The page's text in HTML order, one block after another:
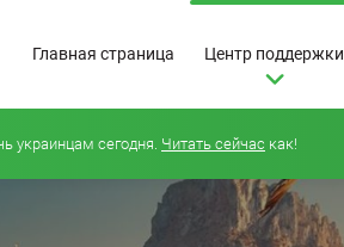
Главная страница Центр поддержки
украинцам сегодня. Читать сейчас как!